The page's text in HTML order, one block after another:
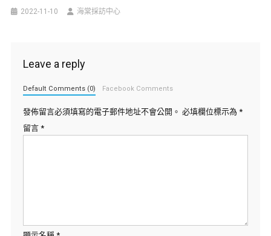
2022-11-10 海棠採訪中心
Leave a reply
Default Comments (0) Facebook Comments
發佈留言必須填寫的電子郵件地址不會公開。 必填欄位標示為 *
留言 *